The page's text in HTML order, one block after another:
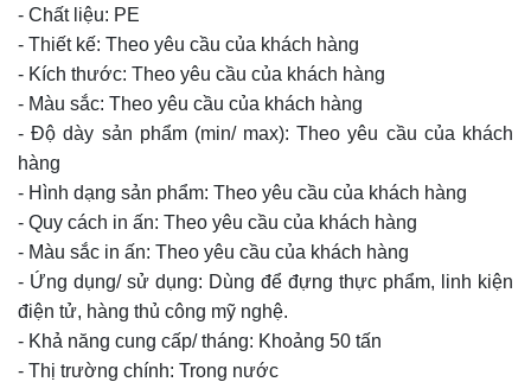
- Chất liệu: PE
- Thiết kế: Theo yêu cầu của khách hàng
- Kích thước: Theo yêu cầu của khách hàng
- Màu sắc: Theo yêu cầu của khách hàng
- Độ dày sản phẩm (min/ max): Theo yêu cầu của khách
hàng
- Hình dạng sản phẩm: Theo yêu cầu của khách hàng
- Quy cách in ấn: Theo yêu cầu của khách hàng
- Màu sắc in ấn: Theo yêu cầu của khách hàng
- Ứng dụng/ sử dụng: Dùng để đựng thực phẩm, linh kiện
điện tử, hàng thủ công mỹ nghệ.
- Khả năng cung cấp/ tháng: Khoảng 50 tấn
- Thị trường chính: Trong nước